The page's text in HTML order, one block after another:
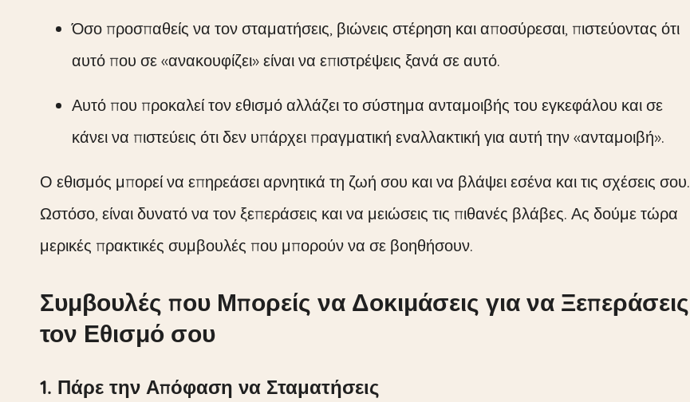
Όσο προσπαθείς να τον σταματήσεις, βιώνεις στέρηση και αποσύρεσαι, πιστεύοντας ότι
αυτό που σε «ανακουφίζει» είναι να επιστρέψεις ξανά σε αυτό.
Αυτό που προκαλεί τον εθισμό αλλάζει το σύστημα ανταμοιβής του εγκεφάλου και σε
κάνει να πιστεύεις ότι δεν υπάρχει πραγματική εναλλακτική για αυτή την «ανταμοιβή».
Ο εθισμός μπορεί να επηρεάσει αρνητικά τη ζωή σου και να βλάψει εσένα και τις σχέσεις σου.
Ωστόσο, είναι δυνατό να τον ξεπεράσεις και να μειώσεις τις πιθανές βλάβες. Ας δούμε τώρα
μερικές πρακτικές συμβουλές που μπορούν να σε βοηθήσουν.
Συμβουλές που Μπορείς να Δοκιμάσεις για να Ξεπεράσεις
τον Εθισμό σου
1. Πάρε την Απόφαση να Σταματήσεις